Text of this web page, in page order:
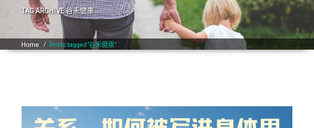
TAG ARCHIVE谷禾健康
Home / Posts tagged"谷禾健康"